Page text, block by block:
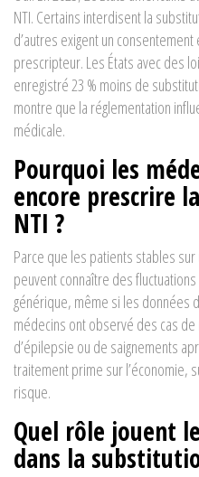
NTI. Certains interdisent la
d’autres exigent un
prescripteur. Les États avec des
enregistré 23 % moins de
montre que la réglementation
médicale.
Pourquoi les
encore prescrire
NTI ?
Parce que les patients stables
peuvent connaître des
générique, même si les données
médecins ont observé des cas
d’épilepsie ou de saignements
traitement prime sur l’économie,
risque.
Quel rôle jouent
dans la